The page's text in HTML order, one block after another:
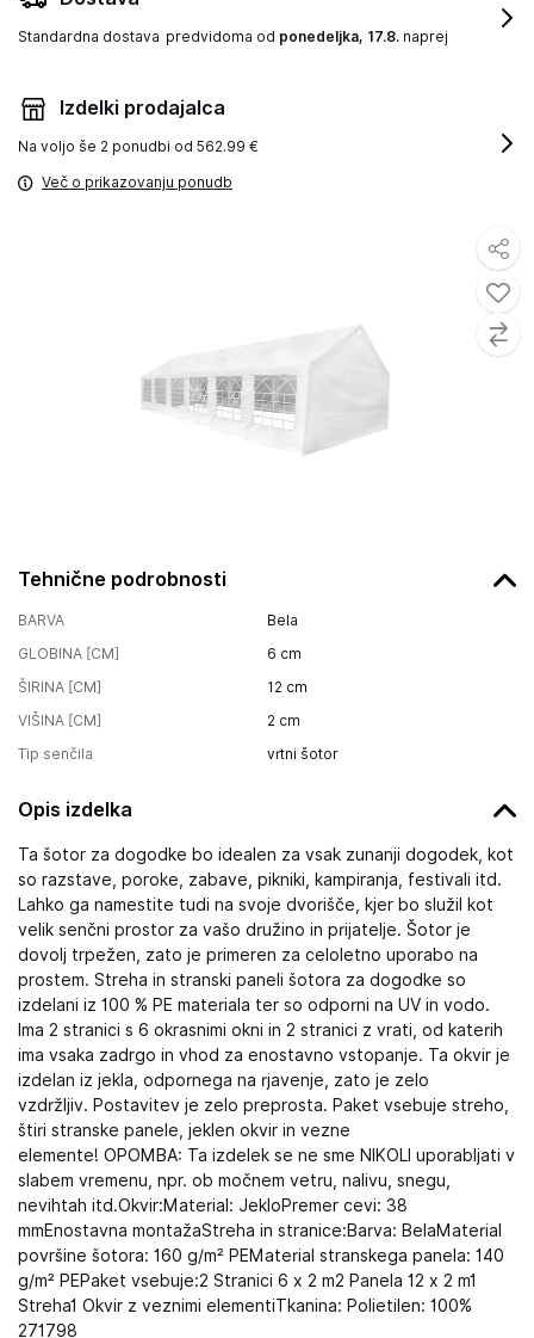
Tehnične podrobnosti
BARVA
Bela
GLOBINA [CM]
6 cm
ŠIRINA [CM]
12 cm
VIŠINA [CM]
2 cm
Tip senčila
vrtni šotor
Opis izdelka
Ta šotor za dogodke bo idealen za vsak zunanji dogodek, kot
so razstave, poroke, zabave, pikniki, kampiranja, festivali itd.
Lahko ga namestite tudi na svoje dvorišče, kjer bo služil kot
velik senčni prostor za vašo družino in prijatelje. Šotor je
dovolj trpežen, zato je primeren za celoletno uporabo na
prostem. Streha in stranski paneli šotora za dogodke so
izdelani iz 100 % PE materiala ter so odporni na UV in vodo.
Ima 2 stranici s 6 okrasnimi okni in 2 stranici z vrati, od katerih
ima vsaka zadrgo in vhod za enostavno vstopanje. Ta okvir je
izdelan iz jekla, odpornega na rjavenje, zato je zelo
vzdržljiv. Postavitev je zelo preprosta. Paket vsebuje streho,
štiri stranske panele, jeklen okvir in vezne
elemente! OPOMBA: Ta izdelek se ne sme NIKOLI uporabljati v
slabem vremenu, npr. ob močnem vetru, nalivu, snegu,
nevihtah itd.Okvir:Material: JekloPremer cevi: 38
mmEnostavna montažaStreha in stranice:Barva: BelaMaterial
površine šotora: 160 g/m² PEMaterial stranskega panela: 140
g/m² PEPaket vsebuje:2 Stranici 6 x 2 m2 Panela 12 x 2 m1
Streha1 Okvir z veznimi elementiTkanina: Polietilen: 100%
271798
Standardna dostava predvidoma od ponedeljka, 17.8. naprej
Izdelki prodajalca
Na voljo še 2 ponudbi od 562.99 €
Več o prikazovanju ponudb